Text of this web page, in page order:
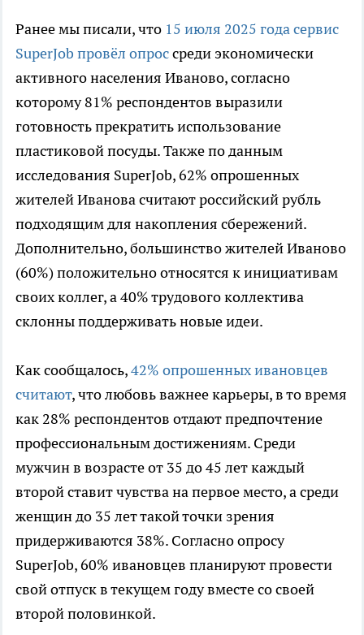
Ранее мы писали, что 15 июля 2025 года сервис
SuperJob провёл опроссреди экономически
активного населения Иваново, согласно
которому 81% респондентов выразили
готовность прекратить использование
пластиковой посуды. Также по данным
исследования SuperJob, 62% опрошенных
жителей Иванова считают российский рубль
подходящим для накопления сбережений.
Дополнительно, большинство жителей Иваново
(60%) положительно относятся к инициативам
своих коллег, а 40% трудового коллектива
склонны поддерживать новые идеи.
Как сообщалось,42% опрошенных ивановцев
считают, что любовь важнее карьеры, в то время
как 28% респондентов отдают предпочтение
профессиональным достижениям. Среди
мужчин в возрасте от 35 до 45 лет каждый
второй ставит чувства на первое место, а среди
женщин до 35 лет такой точки зрения
придерживаются 38%. Согласно опросу
SuperJob, 60% ивановцев планируют провести
свой отпуск в текущем году вместе со своей
второй половинкой.